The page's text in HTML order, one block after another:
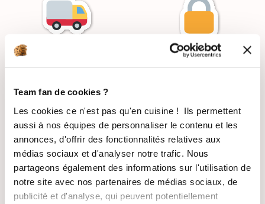
Team fan de cookies ?
Les cookies ce n'est pas qu'en cuisine ! Ils permettent
aussi à nos équipes de personnaliser le contenu et les
annonces, d'offrir des fonctionnalités relatives aux
médias sociaux et d'analyser notre trafic. Nous
partageons également des informations sur l'utilisation de
notre site avec nos partenaires de médias sociaux, de
publicité et d'analyse, qui peuvent potentiellement
PAIEMENT
RECETTES
GRATUITES
SATISFAIT OU
REMBOURSÉ